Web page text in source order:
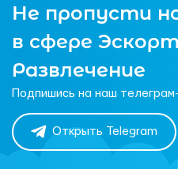
Не пропусти
в сфере
Развлечение
Подпишись на наш
Открыть Telegram